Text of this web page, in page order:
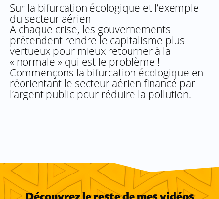
Sur la bifurcation écologique et l’exemple
du secteur aérien
A chaque crise, les gouvernements
prétendent rendre le capitalisme plus
vertueux pour mieux retourner à la
« normale » qui est le problème !
Commençons la bifurcation écologique en
réorientant le secteur aérien financé par
l’argent public pour réduire la pollution.